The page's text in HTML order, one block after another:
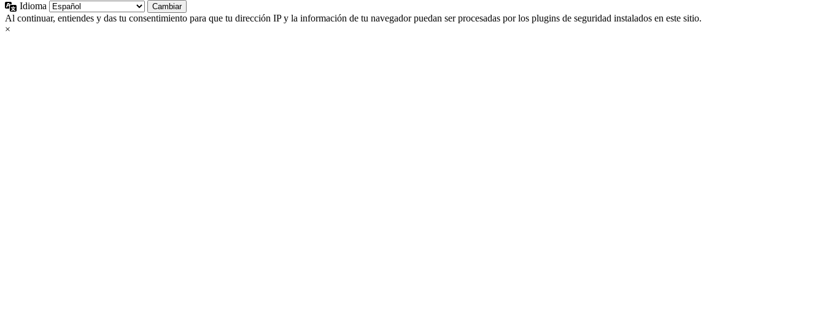
Idioma
Al continuar, entiendes y das tu consentimiento para que tu dirección IP y la información de tu navegador puedan ser procesadas por los plugins de seguridad instalados en este sitio.
×